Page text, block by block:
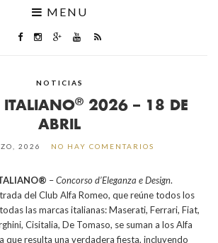
MENU
NOTICIAS
® 2026 – 18 DE
ABRIL
2026 NO HAY COMENTARIOS
–Concorso d’Eleganza e Design.
del Club Alfa Romeo, que reúne todos los
las marcas italianas: Maserati, Ferrari, Fiat,
Cisitalia, De Tomaso, se suman a los Alfa
que resulta una verdadera fiesta, incluyendo